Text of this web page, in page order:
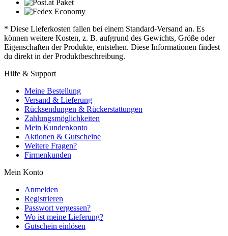
* Diese Lieferkosten fallen bei einem Standard-Versand an. Es
können weitere Kosten, z. B. aufgrund des Gewichts, Größe oder
Eigenschaften der Produkte, entstehen. Diese Informationen findest
du direkt in der Produktbeschreibung.
Hilfe & Support
Meine Bestellung
Versand & Lieferung
Rücksendungen & Rückerstattungen
Zahlungsmöglichkeiten
Mein Kundenkonto
Aktionen & Gutscheine
Weitere Fragen?
Firmenkunden
Mein Konto
Anmelden
Registrieren
Passwort vergessen?
Wo ist meine Lieferung?
Gutschein einlösen